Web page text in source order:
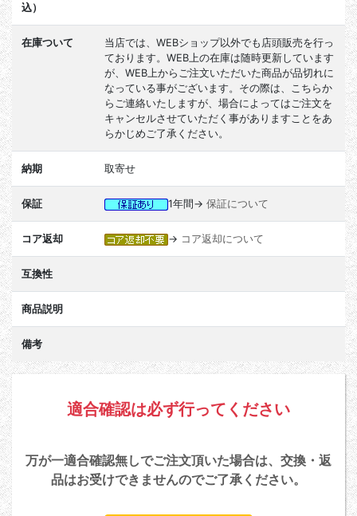
込）
在庫ついて
当店では、WEBショップ以外でも店頭販売を行っ
ております。WEB上の在庫は随時更新しています
が、WEB上からご注文いただいた商品が品切れに
なっている事がございます。その際は、こちらか
らご連絡いたしますが、場合によってはご注文を
キャンセルさせていただく事がありますことをあ
らかじめご了承ください。
納期 取寄せ
保証 1年間→ 保証について
コア返却 → コア返却について
互換性
商品説明
備考
適合確認は必ず行ってください
万が一適合確認無しでご注文頂いた場合は、交換・返
品はお受けできませんのでご了承ください。